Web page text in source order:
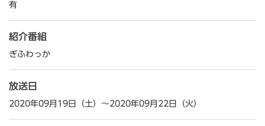
有
紹介番組
ぎふわっか
放送日
2020年09月19日（土）～2020年09月22日（火）